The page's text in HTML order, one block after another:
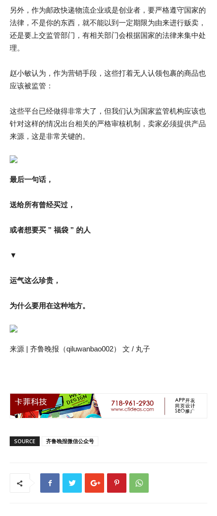
另外，作为邮政快递物流企业或是创业者，要严格遵守国家的
法律，不是你的东西，就不能以到一定期限为由来进行贩卖，
还是要上交监管部门，有相关部门会根据国家的法律来集中处
理。
赵小敏认为，作为营销手段，这些打着无人认领包裹的商品也
应该被监管：
这些平台已经做得非常大了，但我们认为国家监管机构应该也
针对这样的情况出台相关的严格审核机制，卖家必须提供产品
来源，这是非常关键的。
最后一句话，
送给所有曾经买过，
或者想要买 ” 福袋 ” 的人
▼
运气这么珍贵，
为什么要用在这种地方。
来源 | 齐鲁晚报（qiluwanbao002） 文 / 丸子
SOURCE 齐鲁晚报微信公众号